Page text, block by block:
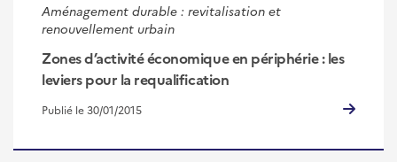
Aménagement durable : revitalisation et
renouvellement urbain
Zones d’activité économique en périphérie : les
leviers pour la requalification
Publié le 30/01/2015